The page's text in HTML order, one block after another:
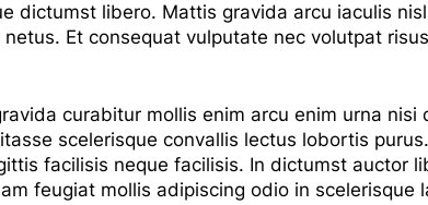
dictumst libero. Mattis gravida arcu iaculis
Et consequat vulputate nec volutpat
curabitur mollis enim arcu enim urna
scelerisque convallis lectus lobortis
facilisis neque facilisis. In dictumst auctor
feugiat mollis adipiscing odio in scelerisque